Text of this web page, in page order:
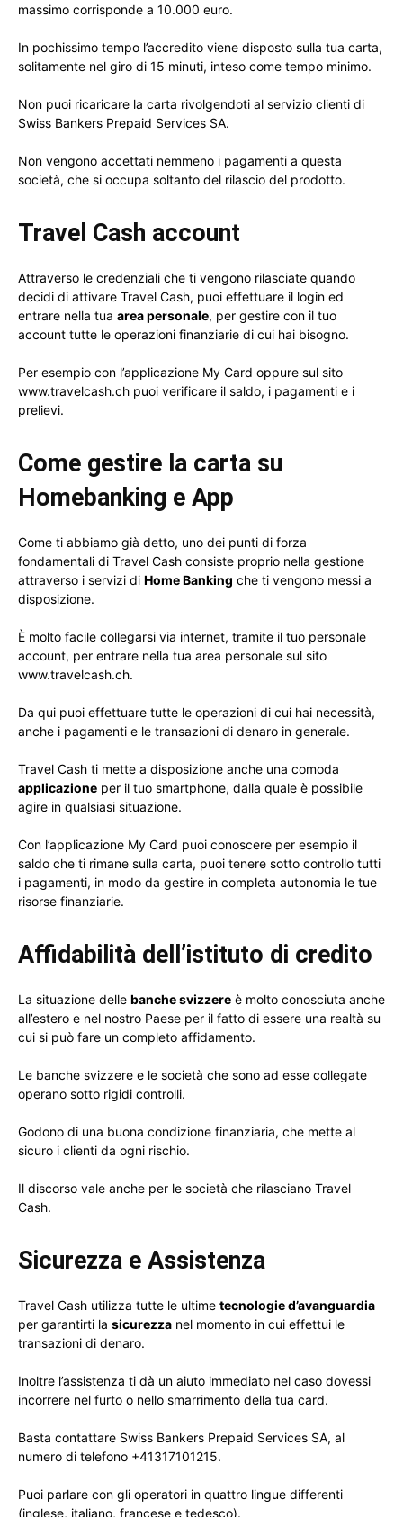
massimo corrisponde a 10.000 euro.
In pochissimo tempo l’accredito viene disposto sulla tua carta,
solitamente nel giro di 15 minuti, inteso come tempo minimo.
Non puoi ricaricare la carta rivolgendoti al servizio clienti di
Swiss Bankers Prepaid Services SA.
Non vengono accettati nemmeno i pagamenti a questa
società, che si occupa soltanto del rilascio del prodotto.
Travel Cash account
Attraverso le credenziali che ti vengono rilasciate quando
decidi di attivare Travel Cash, puoi effettuare il login ed
entrare nella tua area personale, per gestire con il tuo
account tutte le operazioni finanziarie di cui hai bisogno.
Per esempio con l’applicazione My Card oppure sul sito
www.travelcash.ch puoi verificare il saldo, i pagamenti e i
prelievi.
Come gestire la carta su
Homebanking e App
Come ti abbiamo già detto, uno dei punti di forza
fondamentali di Travel Cash consiste proprio nella gestione
attraverso i servizi di Home Banking che ti vengono messi a
disposizione.
È molto facile collegarsi via internet, tramite il tuo personale
account, per entrare nella tua area personale sul sito
www.travelcash.ch.
Da qui puoi effettuare tutte le operazioni di cui hai necessità,
anche i pagamenti e le transazioni di denaro in generale.
Travel Cash ti mette a disposizione anche una comoda
applicazione per il tuo smartphone, dalla quale è possibile
agire in qualsiasi situazione.
Con l’applicazione My Card puoi conoscere per esempio il
saldo che ti rimane sulla carta, puoi tenere sotto controllo tutti
i pagamenti, in modo da gestire in completa autonomia le tue
risorse finanziarie.
Affidabilità dell’istituto di credito
La situazione delle banche svizzere è molto conosciuta anche
all’estero e nel nostro Paese per il fatto di essere una realtà su
cui si può fare un completo affidamento.
Le banche svizzere e le società che sono ad esse collegate
operano sotto rigidi controlli.
Godono di una buona condizione finanziaria, che mette al
sicuro i clienti da ogni rischio.
Il discorso vale anche per le società che rilasciano Travel
Cash.
Sicurezza e Assistenza
Travel Cash utilizza tutte le ultime tecnologie d’avanguardia
per garantirti la sicurezza nel momento in cui effettui le
transazioni di denaro.
Inoltre l’assistenza ti dà un aiuto immediato nel caso dovessi
incorrere nel furto o nello smarrimento della tua card.
Basta contattare Swiss Bankers Prepaid Services SA, al
numero di telefono +41317101215.
Puoi parlare con gli operatori in quattro lingue differenti
(inglese, italiano, francese e tedesco).